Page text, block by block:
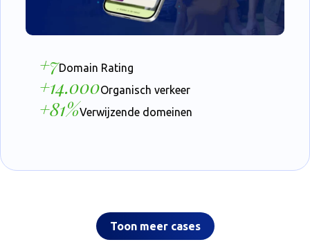
+7Domain Rating
+14.000Organisch verkeer
+81%Verwijzende domeinen
Toon meer cases